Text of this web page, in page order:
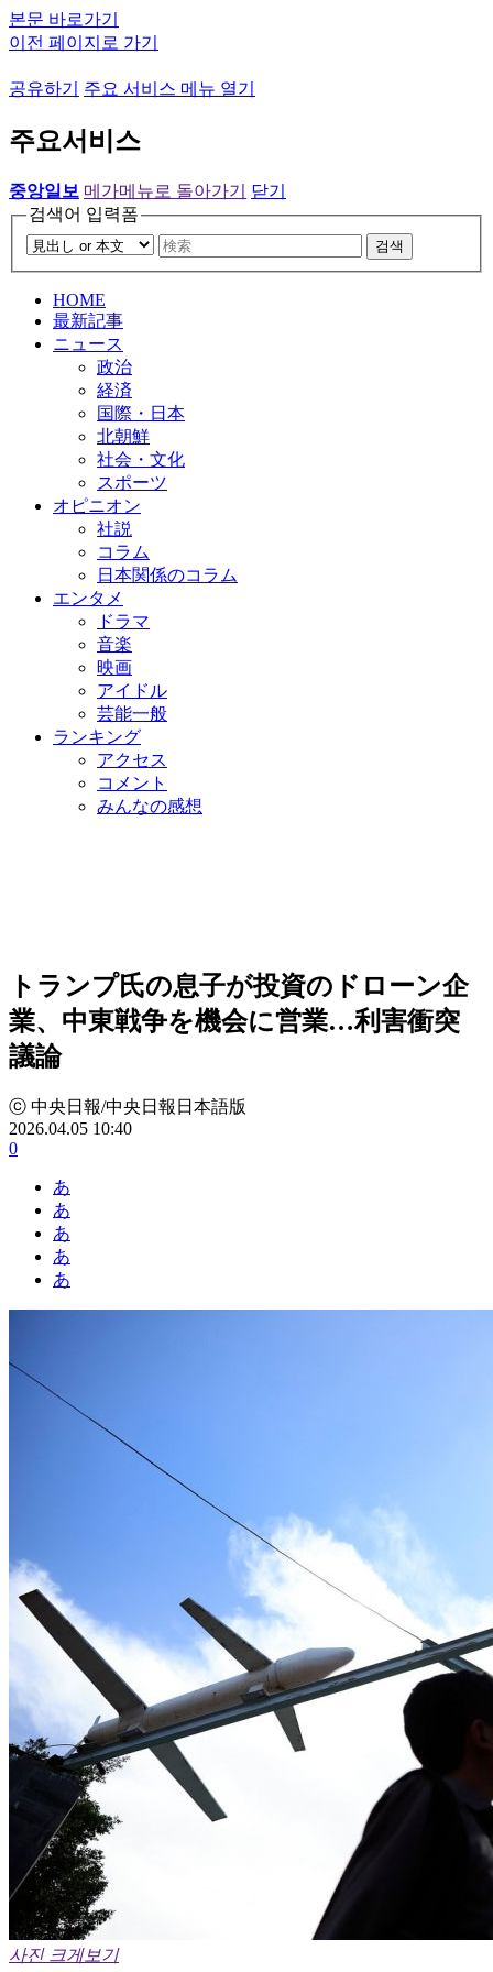
본문 바로가기
이전 페이지로 가기
공유하기 주요 서비스 메뉴 열기
주요서비스
중앙일보 메가메뉴로 돌아가기
닫기
검색어 입력폼
검색
HOME
最新記事
ニュース
政治
経済
国際・日本
北朝鮮
社会・文化
スポーツ
オピニオン
社説
コラム
日本関係のコラム
エンタメ
ドラマ
音楽
映画
アイドル
芸能一般
ランキング
アクセス
コメント
みんなの感想
トランプ氏の息子が投資のドローン企
業、中東戦争を機会に営業…利害衝突
議論
ⓒ 中央日報/中央日報日本語版
2026.04.05 10:40
0
あ
あ
あ
あ
あ
사진 크게보기